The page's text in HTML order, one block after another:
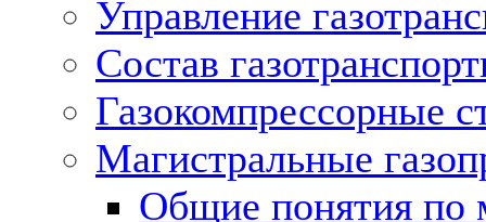
Управление
Состав
Газокомпрессорные
Магистральные
Общие понятия по